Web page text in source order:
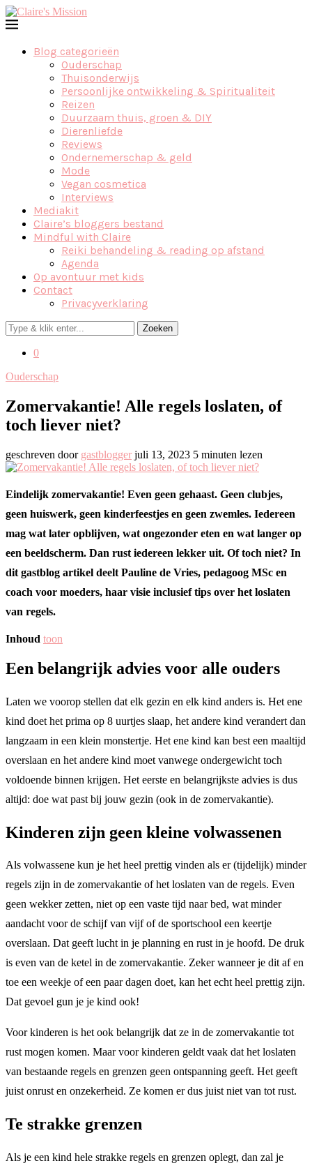
Blog categorieën
Ouderschap
Thuisonderwijs
Persoonlijke ontwikkeling & Spiritualiteit
Reizen
Duurzaam thuis, groen & DIY
Dierenliefde
Reviews
Ondernemerschap & geld
Mode
Vegan cosmetica
Interviews
Mediakit
Claire’s bloggers bestand
Mindful with Claire
Reiki behandeling & reading op afstand
Agenda
Op avontuur met kids
Contact
Privacyverklaring
Zoeken
0
Ouderschap
Zomervakantie! Alle regels loslaten, of
toch liever niet?
geschreven door gastblogger juli 13, 2023 5 minuten lezen
Eindelijk zomervakantie! Even geen gehaast. Geen clubjes,
geen huiswerk, geen kinderfeestjes en geen zwemles. Iedereen
mag wat later opblijven, wat ongezonder eten en wat langer op
een beeldscherm. Dan rust iedereen lekker uit. Of toch niet? In
dit gastblog artikel deelt Pauline de Vries, pedagoog MSc en
coach voor moeders, haar visie inclusief tips over het loslaten
van regels.
Inhoud toon
Een belangrijk advies voor alle ouders
Laten we voorop stellen dat elk gezin en elk kind anders is. Het ene
kind doet het prima op 8 uurtjes slaap, het andere kind verandert dan
langzaam in een klein monstertje. Het ene kind kan best een maaltijd
overslaan en het andere kind moet vanwege ondergewicht toch
voldoende binnen krijgen. Het eerste en belangrijkste advies is dus
altijd: doe wat past bij jouw gezin (ook in de zomervakantie).
Kinderen zijn geen kleine volwassenen
Als volwassene kun je het heel prettig vinden als er (tijdelijk) minder
regels zijn in de zomervakantie of het loslaten van de regels. Even
geen wekker zetten, niet op een vaste tijd naar bed, wat minder
aandacht voor de schijf van vijf of de sportschool een keertje
overslaan. Dat geeft lucht in je planning en rust in je hoofd. De druk
is even van de ketel in de zomervakantie. Zeker wanneer je dit af en
toe een weekje of een paar dagen doet, kan het echt heel prettig zijn.
Dat gevoel gun je je kind ook!
Voor kinderen is het ook belangrijk dat ze in de zomervakantie tot
rust mogen komen. Maar voor kinderen geldt vaak dat het loslaten
van bestaande regels en grenzen geen ontspanning geeft. Het geeft
juist onrust en onzekerheid. Ze komen er dus juist niet van tot rust.
Te strakke grenzen
Als je een kind hele strakke regels en grenzen oplegt, dan zal je